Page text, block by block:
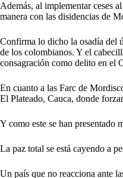
Además, al implementar ceses
manera con las disidencias de
Confirma lo dicho la osadía del
de los colombianos. Y el
consagración como delito en el
En cuanto a las Farc de
El Plateado, Cauca, donde
Y como este se han presentado
La paz total se está cayendo a
Un país que no reacciona ante